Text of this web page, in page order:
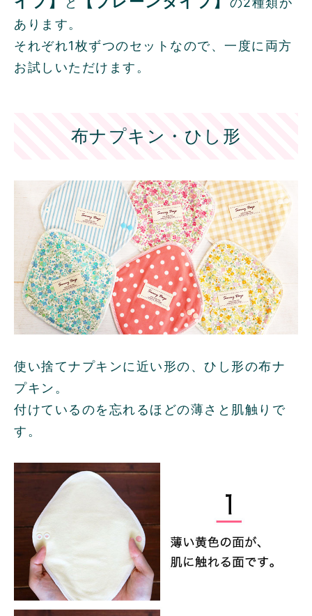
あります。
それぞれ1枚ずつのセットなので、一度に両方
お試しいただけます。
布ナプキン・ひし形
使い捨てナプキンに近い形の、ひし形の布ナ
プキン。
付けているのを忘れるほどの薄さと肌触りで
す。